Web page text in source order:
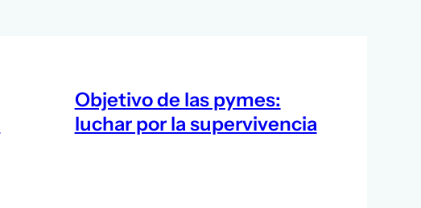
Objetivo de las pymes:
luchar por la supervivencia